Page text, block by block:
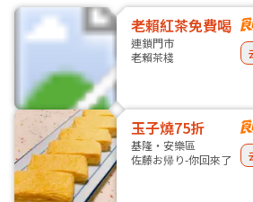
老賴紅茶免費喝
連鎖門市
老賴茶棧
玉子燒75折
基隆・安樂區
佐藤お帰り-你回來了